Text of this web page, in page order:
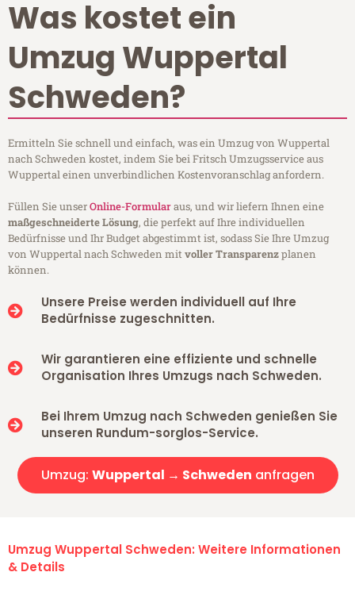
Was kostet ein
Umzug Wuppertal
Schweden?
Ermitteln Sie schnell und einfach, was ein Umzug von Wuppertal
nach Schweden kostet, indem Sie bei Fritsch Umzugsservice aus
Wuppertal einen unverbindlichen Kostenvoranschlag anfordern.
Füllen Sie unserOnline-Formularaus, und wir liefern Ihnen eine
maßgeschneiderte Lösung, die perfekt auf Ihre individuellen
Bedürfnisse und Ihr Budget abgestimmt ist, sodass Sie Ihre Umzug
von Wuppertal nach Schweden mitvoller Transparenzplanen
können.
Unsere Preise werden individuell auf Ihre
Bedürfnisse zugeschnitten.
Wir garantieren eine effiziente und schnelle
Organisation Ihres Umzugs nach Schweden.
Bei Ihrem Umzug nach Schweden genießen Sie
unseren Rundum-sorglos-Service.
Umzug: Wuppertal → Schweden anfragen
Umzug Wuppertal Schweden: Weitere Informationen
& Details